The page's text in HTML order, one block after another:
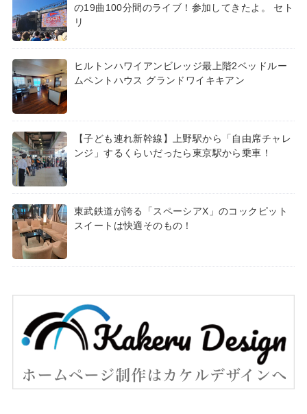
の19曲100分間のライブ！参加してきたよ。 セト
リ
ヒルトンハワイアンビレッジ最上階2ベッドルー
ムペントハウス グランドワイキキアン
【子ども連れ新幹線】上野駅から「自由席チャレ
ンジ」するくらいだったら東京駅から乗車！
東武鉄道が誇る「スペーシアX」のコックピット
スイートは快適そのもの！